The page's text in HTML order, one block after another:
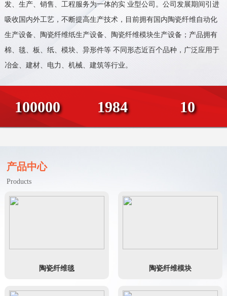
发、生产、销售、工程服务为一体的实 业型公司。公司发展期间引进
吸收国内外工艺，不断提高生产技术，目前拥有国内陶瓷纤维自动化
生产设备、陶瓷纤维纸生产设备、陶瓷纤维模块生产设备；产品拥有
棉、毯、板、纸、模块、异形件等 不同形态近百个品种，广泛应用于
冶金、建材、电力、机械、建筑等行业。
100000 1984 10
产品中心
Products
陶瓷纤维毯 陶瓷纤维模块